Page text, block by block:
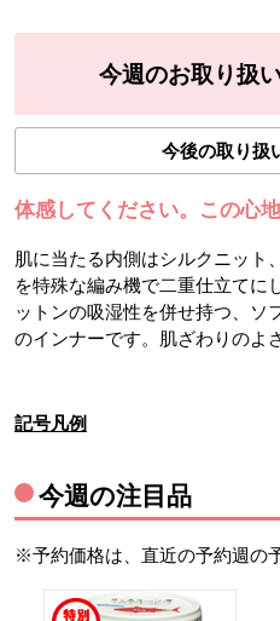
今週のお取り扱
今後の取り扱
体感してください。この心
肌に当たる内側はシルクニット
を特殊な編み機で二重仕立てに
ットンの吸湿性を併せ持つ、ソ
のインナーです。肌ざわりのよ
記号凡例
今週の注目品
※予約価格は、直近の予約週の